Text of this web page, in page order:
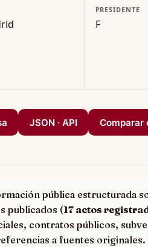
PRESIDENTE
F
JSON · API Comparar
pública estructurada
publicados (17 actos
contratos públicos,
a fuentes